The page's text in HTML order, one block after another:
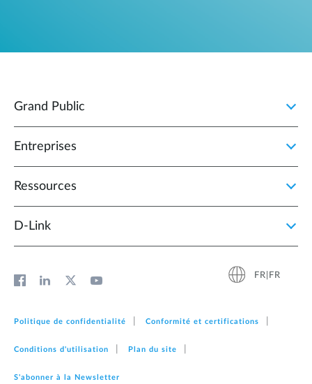
Grand Public
Entreprises
Ressources
D‑Link
FR|FR
Politique de confidentialité Conformité et certifications
Conditions d'utilisation Plan du site
S'abonner à la Newsletter